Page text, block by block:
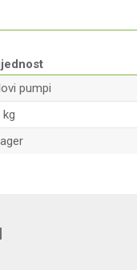
pumpi
kg